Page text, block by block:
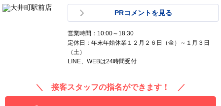
PRコメントを見る
営業時間：10:00～18:30
定休日：年末年始休業１２月２６日（金）～１月３日
（土）
LINE、WEBは24時間受付
＼ 接客スタッフの指名ができます！ ／